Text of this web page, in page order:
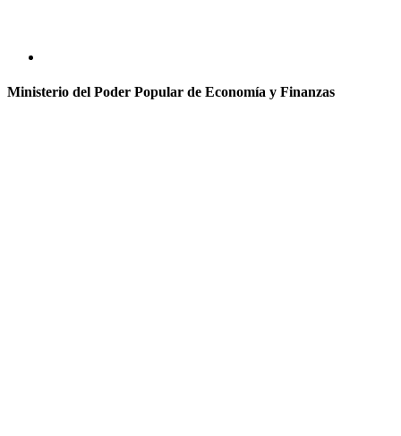
Ministerio del Poder Popular de Economía y Finanzas